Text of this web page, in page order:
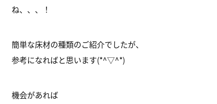
ね、、、！
簡単な床材の種類のご紹介でしたが、
参考になればと思います(*^▽^*)
機会があれば